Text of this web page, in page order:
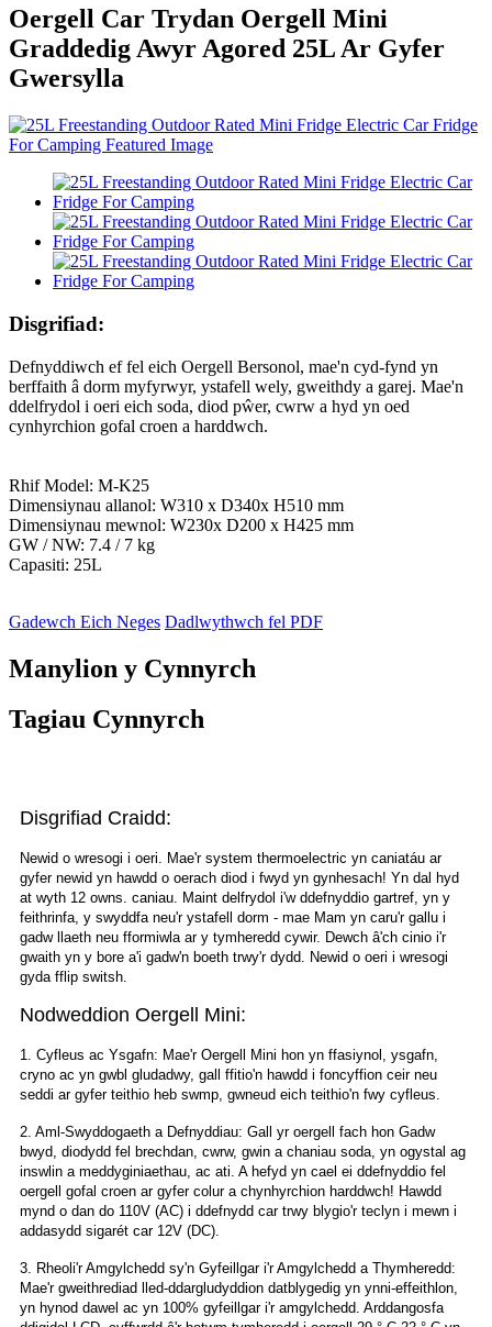
Oergell Car Trydan Oergell Mini
Graddedig Awyr Agored 25L Ar Gyfer
Gwersylla
Disgrifiad:
Defnyddiwch ef fel eich Oergell Bersonol, mae'n cyd-fynd yn
berffaith â dorm myfyrwyr, ystafell wely, gweithdy a garej. Mae'n
ddelfrydol i oeri eich soda, diod pŵer, cwrw a hyd yn oed
cynhyrchion gofal croen a harddwch.
Rhif Model: M-K25
Dimensiynau allanol: W310 x D340x H510 mm
Dimensiynau mewnol: W230x D200 x H425 mm
GW / NW: 7.4 / 7 kg
Capasiti: 25L
Gadewch Eich Neges Dadlwythwch fel PDF
Manylion y Cynnyrch
Tagiau Cynnyrch
Disgrifiad Craidd:
Newid o wresogi i oeri. Mae'r system thermoelectric yn caniatáu ar
gyfer newid yn hawdd o oerach diod i fwyd yn gynhesach! Yn dal hyd
at wyth 12 owns. caniau. Maint delfrydol i'w ddefnyddio gartref, yn y
feithrinfa, y swyddfa neu'r ystafell dorm - mae Mam yn caru'r gallu i
gadw llaeth neu fformiwla ar y tymheredd cywir. Dewch â'ch cinio i'r
gwaith yn y bore a'i gadw'n boeth trwy'r dydd. Newid o oeri i wresogi
gyda fflip switsh.
Nodweddion Oergell Mini:
1. Cyfleus ac Ysgafn: Mae'r Oergell Mini hon yn ffasiynol, ysgafn,
cryno ac yn gwbl gludadwy, gall ffitio'n hawdd i foncyffion ceir neu
seddi ar gyfer teithio heb swmp, gwneud eich teithio'n fwy cyfleus.
2. Aml-Swyddogaeth a Defnyddiau: Gall yr oergell fach hon Gadw
bwyd, diodydd fel brechdan, cwrw, gwin a chaniau soda, yn ogystal ag
inswlin a meddyginiaethau, ac ati. A hefyd yn cael ei ddefnyddio fel
oergell gofal croen ar gyfer colur a chynhyrchion harddwch! Hawdd
mynd o dan do 110V (AC) i ddefnydd car trwy blygio'r teclyn i mewn i
addasydd sigarét car 12V (DC).
3. Rheoli'r Amgylchedd sy'n Gyfeillgar i'r Amgylchedd a Thymheredd:
Mae'r gweithrediad lled-ddargludyddion datblygedig yn ynni-effeithlon,
yn hynod dawel ac yn 100% gyfeillgar i'r amgylchedd. Arddangosfa